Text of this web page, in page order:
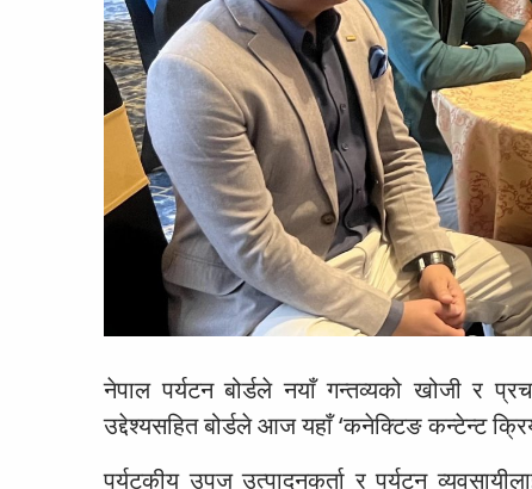
नेपाल पर्यटन बोर्डले नयाँ गन्तव्यको खोजी र
उद्देश्यसहित बोर्डले आज यहाँ ‘कनेक्टिङ कन्टेन्ट
पर्यटकीय उपज उत्पादनकर्ता र पर्यटन